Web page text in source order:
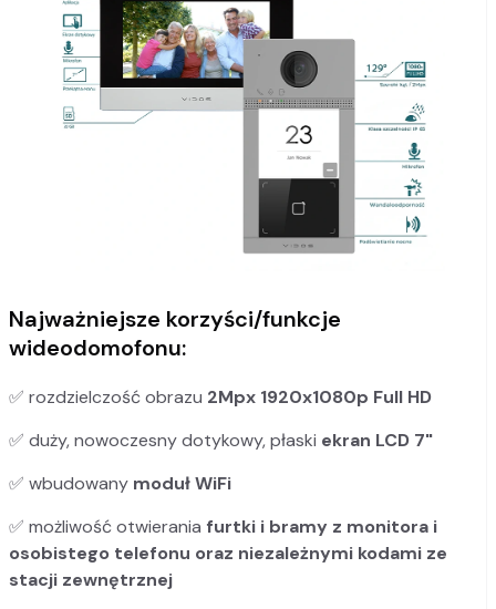
Najważniejsze korzyści/funkcje
wideodomofonu:
✅ rozdzielczość obrazu 2Mpx 1920x1080p Full HD
✅ duży, nowoczesny dotykowy, płaski ekran LCD 7"
✅ wbudowany moduł WiFi
✅ możliwość otwierania furtki i bramy z monitora i
osobistego telefonu oraz niezależnymi kodami ze
stacji zewnętrznej